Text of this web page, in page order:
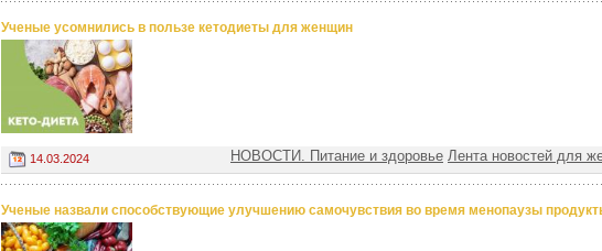
Ученые усомнились в пользе кетодиеты для женщин
14.03.2024 НОВОСТИ. Питание и здоровье Лента новостей для
Ученые назвали способствующие улучшению самочувствия во время менопаузы